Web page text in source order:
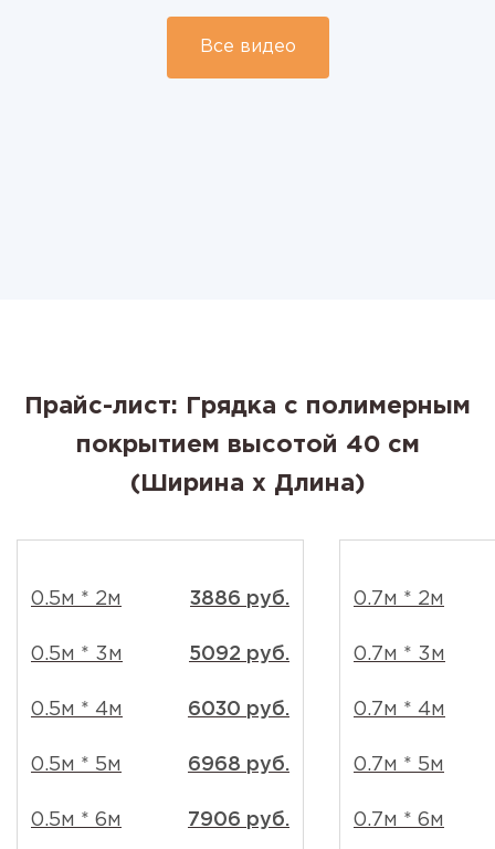
Все видео
Прайс-лист: Грядка с полимерным
покрытием высотой 40 см
(Ширина x Длина)
0.5м * 2м 3886 руб.
0.5м * 3м 5092 руб.
0.5м * 4м 6030 руб.
0.5м * 5м 6968 руб.
0.5м * 6м 7906 руб.
0.7м * 2м
0.7м * 3м
0.7м * 4м
0.7м * 5м
0.7м * 6м